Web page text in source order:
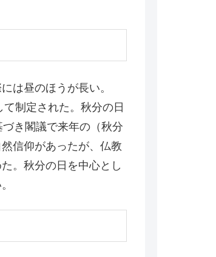
は昼のほうが長い。
制定された。秋分の日
き閣議で来年の（秋分
信仰があったが、仏教
。秋分の日を中心とし